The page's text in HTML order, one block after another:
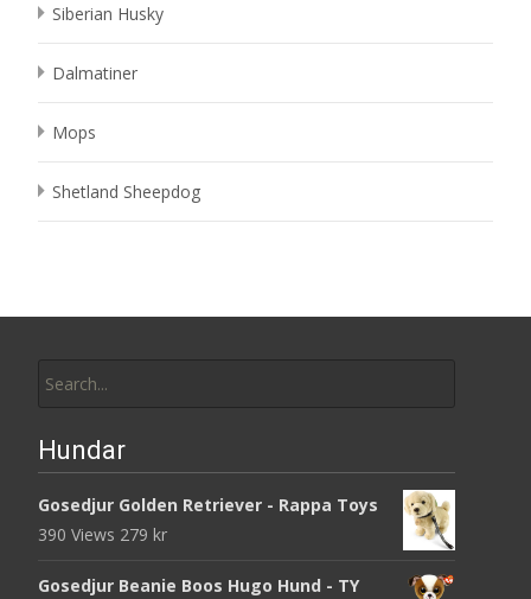
Siberian Husky
Dalmatiner
Mops
Shetland Sheepdog
for:
Hundar
Gosedjur Golden Retriever - Rappa Toys
390 Views 279 kr
Gosedjur Beanie Boos Hugo Hund - TY